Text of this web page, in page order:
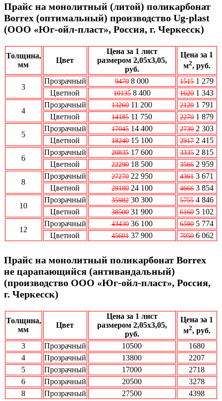
Прайс на монолитный (литой) поликарбонат
Borrex (оптимальный) производство Ug-plast
(ООО «Юг-ойл-пласт», Россия, г. Черкесск)
Толщина,
мм
Цвет
Цена за 1 лист
размером 2,05x3,05,
руб.
Цена за 1
м2, руб.
3
Прозрачный 9470 8 000 1515 1 279
Цветной
10135 8 400 1620 1 343
4
Прозрачный 13260 11 200 2120 1 791
Цветной
14185 11 750 2270 1 879
5
Прозрачный 17045 14 400 2730 2 303
Цветной
18240 15 100 2917 2 415
6
Прозрачный 20835 17 600 3335 2 815
Цветной
22290 18 500 3566 2 959
8
Прозрачный 27270 22 950 4361 3 671
Цветной
29180 24 100 4666 3 854
10
Прозрачный 35982 30 300 5755 4 846
Цветной
38500 31 900 6160 5 102
12
Прозрачный 43430 36 100 6590 5 774
Цветной
45601 37 900 7050 6 062
Прайс на монолитный поликарбонат Borrex
не царапающийся (антивандальный)
(производство ООО «Юг-ойл-пласт», Россия,
г. Черкесск)
Толщина,
мм
Цвет
Цена за 1 лист
размером 2,05x3,05,
руб.
Цена за 1
м2, руб.
3
Прозрачный 10500
1680
4
Прозрачный 13800
2207
5
Прозрачный 17000
2718
6
Прозрачный 20500
3278
8
Прозрачный 27500 4398